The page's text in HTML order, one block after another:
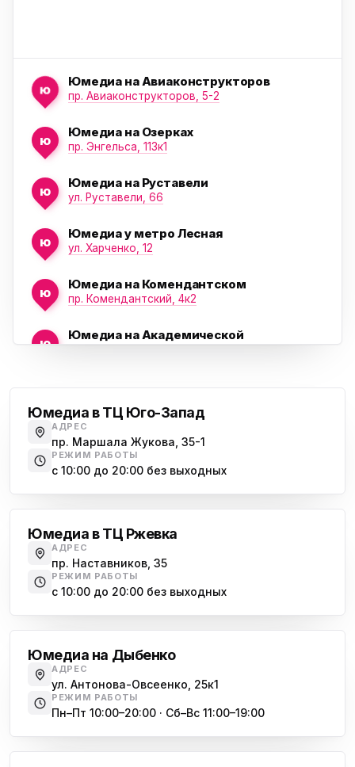
ю
Юмедиа на Авиаконструкторов
пр. Авиаконструкторов, 5-2
ю
Юмедиа на Озерках
пр. Энгельса, 113к1
ю
Юмедиа на Руставели
ул. Руставели, 66
ю
Юмедиа у метро Лесная
ул. Харченко, 12
ю
Юмедиа на Комендантском
пр. Комендантский, 4к2
ю
Юмедиа на Академической
Юмедиа на Наставников
пр. Наставников 35
ю
Юмедиа в ТК Юго-Запад
пр. Маршала Жукова, 35-1
Юмедиа на Космонавтов
ю ул. Белы Куна, 24к1
ю
Юмедиа в Купчино
ул. Будапештская, 87-3
Юмедиа Сервис в Колпино
Юмедиа в ТЦ Юго-Запад
АДРЕС
пр. Маршала Жукова, 35-1
РЕЖИМ РАБОТЫ
с 10:00 до 20:00 без выходных
Юмедиа в ТЦ Ржевка
АДРЕС
пр. Наставников, 35
РЕЖИМ РАБОТЫ
с 10:00 до 20:00 без выходных
Юмедиа на Дыбенко
АДРЕС
ул. Антонова-Овсеенко, 25к1
РЕЖИМ РАБОТЫ
Пн–Пт 10:00–20:00 · Сб–Вс 11:00–19:00